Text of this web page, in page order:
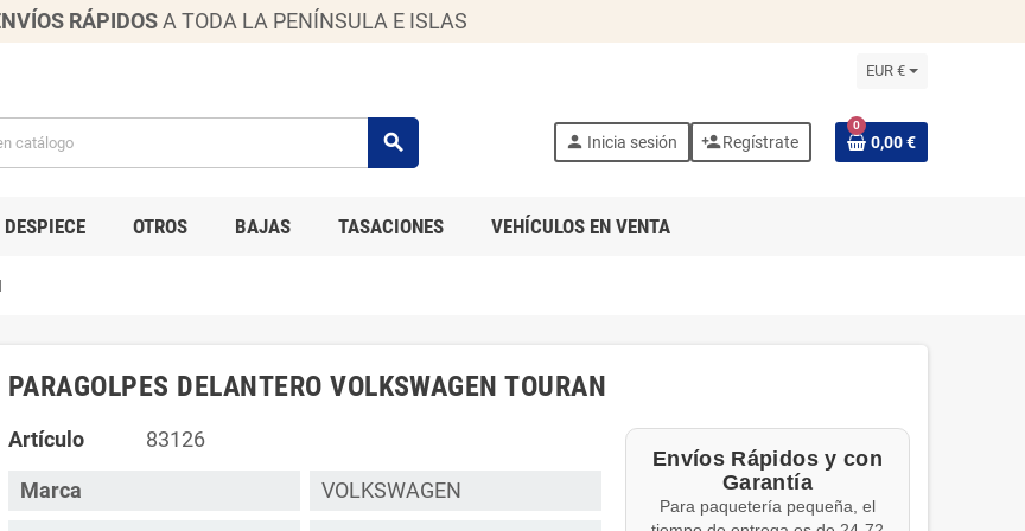
RÁPIDOS A TODA LA PENÍNSULA E ISLAS
EUR €
search person Inicia sesión person_addRegístrate
0
0,00 €
OTROS BAJAS TASACIONES VEHÍCULOS EN VENTA
PARAGOLPES DELANTERO VOLKSWAGEN TOURAN
Artículo 83126
Marca
VOLKSWAGEN
Envíos Rápidos y con
Garantía
Para paquetería pequeña, el